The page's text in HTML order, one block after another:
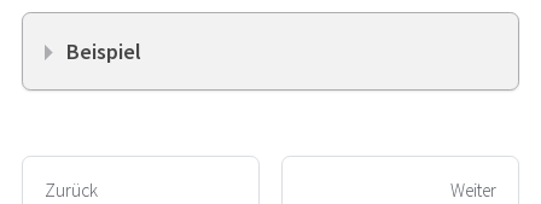
Beispiel
Zurück Weiter